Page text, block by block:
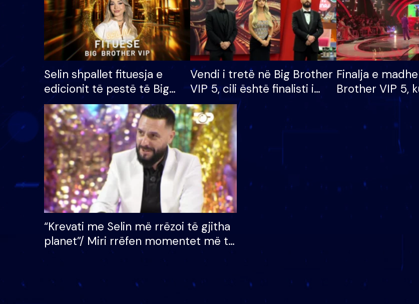
Selin shpallet fituesja e
edicionit të pestë të Big
Brother VIP, rrëmben
çmimin e madh prej 100
mijë eurosh
Vendi i tretë në Big Brother
VIP 5, cili është finalisti i
radhës që lë shtëpinë
Finalja e
Brother VIP 5,
banori i parë
dhe humb
të fituar
“Krevati me Selin më rrëzoi të gjitha
planet”/ Miri rrëfen momentet më të
bukura në shtëpinë e BB VIP: Do më